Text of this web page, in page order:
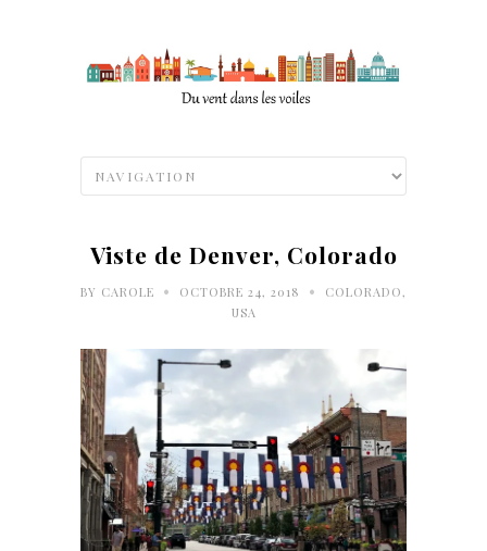
Viste de Denver, Colorado
BY CAROLE • OCTOBRE 24, 2018 • COLORADO,
USA